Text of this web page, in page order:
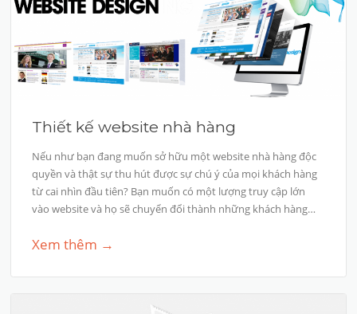
Thiết kế website nhà hàng
Nếu như bạn đang muốn sở hữu một website nhà hàng độc
quyền và thật sự thu hút được sự chú ý của mọi khách hàng
từ cai nhìn đầu tiên? Bạn muốn có một lượng truy cập lớn
vào website và họ sẽ chuyển đổi thành những khách hàng…
Xem thêm →